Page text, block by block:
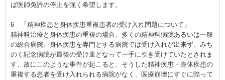
ば医師免許の停止を強く希望します。
6 「精神疾患と身体疾患重複患者の受け入れ問題について」
精神科治療と身体疾患の重複の場合、多くの精神科病院あるいは一般
の総合病院、身体疾患を専門とする病院では受け入れが出来ず、みち
のく記念病院が最後の受け皿となって一手に引き受けていたとされま
す。故にこのような事件が起こると、そうした精神疾患・身体疾患の
重複する患者を受け入れられる病院がなく、医療崩壊にすぐに陥って